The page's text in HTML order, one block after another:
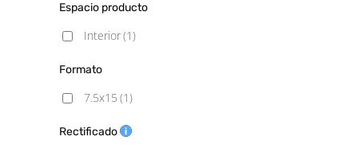
Espacio producto
Interior(1)
Formato
7.5x15 (1)
Rectificado